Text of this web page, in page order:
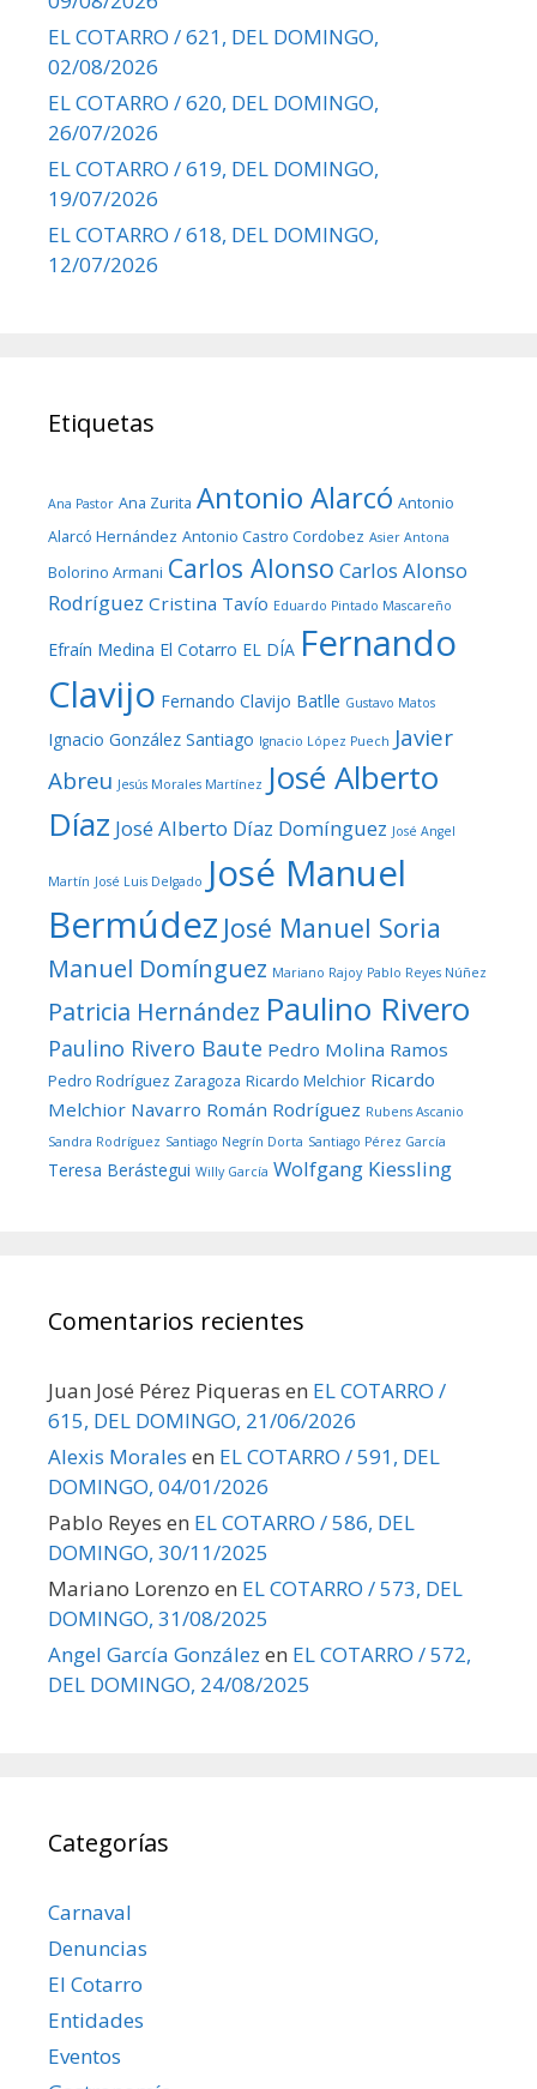
EL COTARRO / 621, DEL DOMINGO,
02/08/2026
EL COTARRO / 620, DEL DOMINGO,
26/07/2026
EL COTARRO / 619, DEL DOMINGO,
19/07/2026
EL COTARRO / 618, DEL DOMINGO,
12/07/2026
Etiquetas
Ana Pastor Ana Zurita Antonio Alarcó Antonio
Alarcó Hernández Antonio Castro Cordobez Asier Antona
Bolorino Armani Carlos Alonso Carlos Alonso
Rodríguez Cristina Tavío Eduardo Pintado Mascareño
Efraín Medina El Cotarro EL DÍA Fernando
Clavijo Fernando Clavijo Batlle Gustavo Matos
Ignacio González Santiago Ignacio López Puech Javier
Abreu Jesús Morales Martínez José Alberto
Díaz José Alberto Díaz Domínguez José Angel
Martín José Luis Delgado José Manuel
Bermúdez José Manuel Soria
Manuel Domínguez Mariano Rajoy Pablo Reyes Núñez
Patricia Hernández Paulino Rivero
Paulino Rivero Baute Pedro Molina Ramos
Pedro Rodríguez Zaragoza Ricardo Melchior Ricardo
Melchior Navarro Román Rodríguez Rubens Ascanio
Sandra Rodríguez Santiago Negrín Dorta Santiago Pérez García
Teresa Berástegui Willy García Wolfgang Kiessling
Comentarios recientes
Juan José Pérez Piqueras en EL COTARRO /
615, DEL DOMINGO, 21/06/2026
Alexis Morales en EL COTARRO / 591, DEL
DOMINGO, 04/01/2026
Pablo Reyes en EL COTARRO / 586, DEL
DOMINGO, 30/11/2025
Mariano Lorenzo en EL COTARRO / 573, DEL
DOMINGO, 31/08/2025
Angel García González en EL COTARRO / 572,
DEL DOMINGO, 24/08/2025
Categorías
Carnaval
Denuncias
El Cotarro
Entidades
Eventos